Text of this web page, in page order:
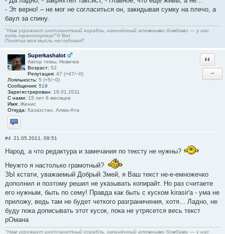
- Эт верно! – не мог не согласиться он, закидывая сумку на плечо, а
баул за спину.
"Нам угрожает инопланетный корабль, начинённый атомными бомбами — у нас
есть транспортир!"© Вит
Понятна моя мысль неглубокая?
Superkashalot
Автор темы, Новичок
Возраст: 52
Репутация: 47 (+47/−0)
Лояльность: 5 (+5/−0)
Сообщения: 519
Зарегистрирован: 18.01.2011
С нами: 15 лет 6 месяцев
Имя: Женис
Откуда: Казахстан, Алма-Ата
Отправить личное сообщение
−
#4 21.05.2011, 09:51
Народ, а что редактура и замечания по тексту не нужны?
Неужто я настолько грамотный?
ЗЫ кстати, уважаемый Добрый Змей, я Ваш текст не-е-емножечко
дополнил и поэтому решил не указывать копирайт. Но раз считаете
его нужным, быть по сему! Правда как быть с куском kirasir'а - ума не
приложу, ведь там не будет четкого разграничения, хотя... Ладно, не
буду пока дописывать этот кусок, пока не утрясется весь текст
рОмана
"Нам угрожает инопланетный корабль, начинённый атомными бомбами — у нас